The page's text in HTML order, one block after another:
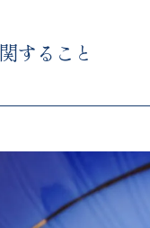
すること